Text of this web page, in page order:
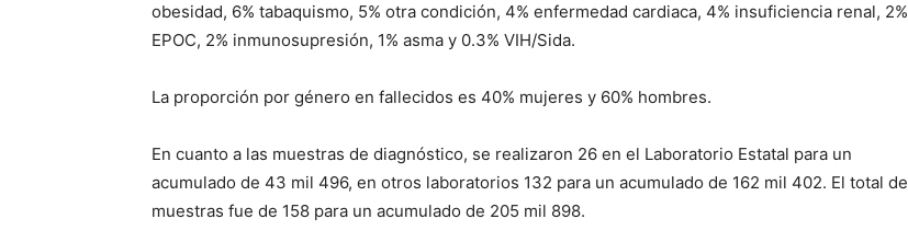
obesidad, 6% tabaquismo, 5% otra condición, 4% enfermedad cardiaca, 4% insuficiencia renal, 2%
EPOC, 2% inmunosupresión, 1% asma y 0.3% VIH/Sida.
La proporción por género en fallecidos es 40% mujeres y 60% hombres.
En cuanto a las muestras de diagnóstico, se realizaron 26 en el Laboratorio Estatal para un
acumulado de 43 mil 496, en otros laboratorios 132 para un acumulado de 162 mil 402. El total de
muestras fue de 158 para un acumulado de 205 mil 898.